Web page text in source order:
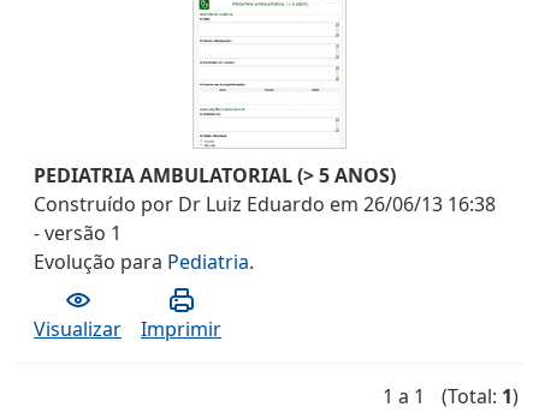
PEDIATRIA AMBULATORIAL (> 5 ANOS)
Construído por Dr Luiz Eduardo em 26/06/13 16:38
- versão 1
Evolução para Pediatria.
Visualizar Imprimir
1 a 1 (Total: 1)